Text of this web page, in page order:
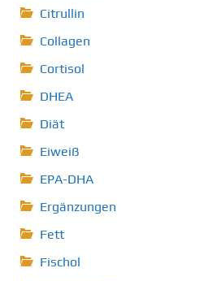
Citrullin
Collagen
Cortisol
DHEA
Diät
Eiweiß
EPA-DHA
Ergänzungen
Fett
Fischol